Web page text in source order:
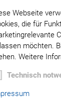
Webseite
die für
möchten.
Weitere
Technisch